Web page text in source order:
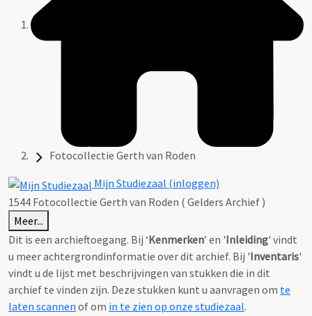
Fotocollectie Gerth van Roden
Mijn Studiezaal (inloggen)
1544 Fotocollectie Gerth van Roden ( Gelders Archief )
Meer...
Dit is een archieftoegang. Bij ‘Kenmerken’ en 'Inleiding' vindt
u meer achtergrondinformatie over dit archief. Bij 'Inventaris'
vindt u de lijst met beschrijvingen van stukken die in dit
archief te vinden zijn. Deze stukken kunt u aanvragen om te
laten scannen of om in te zien op onze studiezaal.